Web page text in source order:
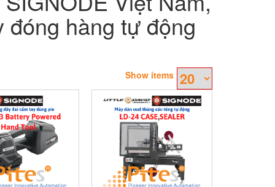
hàng tự động
Show items